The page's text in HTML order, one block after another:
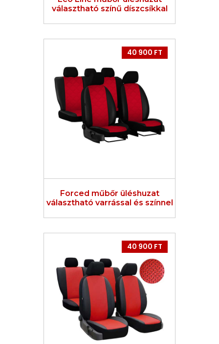
választható színű díszcsíkkal
40 900 FT
Forced műbőr üléshuzat
választható varrással és színnel
40 900 FT